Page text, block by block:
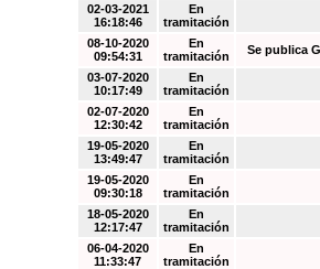
02-03-2021
16:18:46
En
tramitación
08-10-2020
09:54:31
En
tramitación
Se publica
03-07-2020
10:17:49
En
tramitación
02-07-2020
12:30:42
En
tramitación
19-05-2020
13:49:47
En
tramitación
19-05-2020
09:30:18
En
tramitación
18-05-2020
12:17:47
En
tramitación
06-04-2020
11:33:47
En
tramitación